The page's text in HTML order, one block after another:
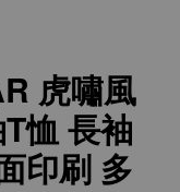
虎嘯風
恤 長袖
印刷 多